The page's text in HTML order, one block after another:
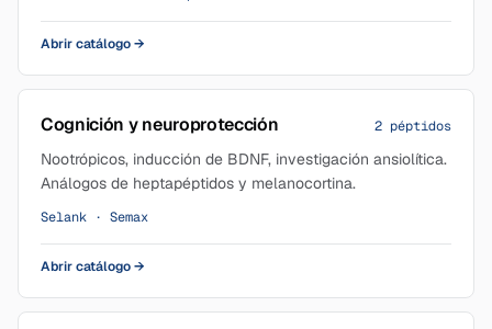
Abrir catálogo→
Cognición y neuroprotección 2 péptidos
Nootrópicos, inducción de BDNF, investigación ansiolítica.
Análogos de heptapéptidos y melanocortina.
Selank · Semax
Abrir catálogo→